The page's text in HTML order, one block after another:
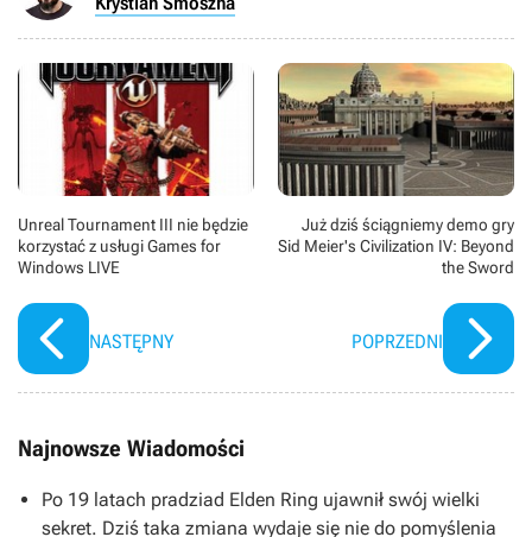
Unreal Tournament III nie będzie
korzystać z usługi Games for
Windows LIVE
NASTĘPNY
Już dziś ściągniemy demo gry
Sid Meier's Civilization IV: Beyond
the Sword
POPRZEDNI
Najnowsze Wiadomości
Po 19 latach pradziad Elden Ring ujawnił swój wielki
sekret. Dziś taka zmiana wydaje się nie do pomyślenia